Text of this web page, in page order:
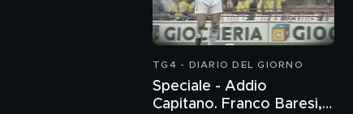
TG4 - DIARIO DEL GIORNO
Speciale - Addio
Capitano. Franco Baresi,